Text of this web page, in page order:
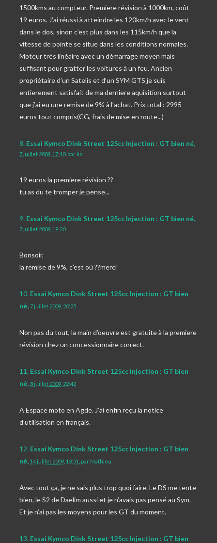
1500kms au compteur. Premiere révision à 1000km, coût
19 euros. J’ai réussi à atteindre les 120km/h avec le vent
dans le dos, sinon c’est plus dans les 115km/h que la
vitesse de pointe se situe dans les conditions normales.
Moteur trés linéaire avec un démarrage moyen mais
suffisant pour gratter les voitures à un feu. Ancien
propriétaire d’un Satelis et d’un SYM GTS je suis
entierement satisfait de ma derniere aquisition surtout
que j’ai eu une remise de 9% à l’achat. Prix total : 2995
euros tout compris(CG, frais de mise en route...)
8. Essai Kymco Dink Street 125cc Injection : GT bien né,
7 juillet 2009, 17:40, par lio
19 euros la premiere révision ??
tu as du te tromper je pense...
9. Essai Kymco Dink Street 125cc Injection : GT bien né,
7 juillet 2009, 19:20
Bonsoir,
la remise de 9%, c’est où ??merci
10. Essai Kymco Dink Street 125cc Injection : GT bien
né, 7 juillet 2009, 20:25
Non pas du tout, la main d’oeuvre est gratuite à la premiere
révision chez un concessionnaire correct.
11. Essai Kymco Dink Street 125cc Injection : GT bien
né, 8 juillet 2009, 22:42
A Espace moto en Agde. J’ai enfin reçu la notice
d’utilisation en français.
12. Essai Kymco Dink Street 125cc Injection : GT bien
né, 14 juillet 2009, 13:51 par Mathieu
Avec tout ça, je ne sais plus trop quoi faire. Le DS me tente
bien, le S2 de Daelim aussi et je n’avais pas pensé au Sym.
Et je n’ai pas les moyens pour les GT du moment.
13. Essai Kymco Dink Street 125cc Injection : GT bien